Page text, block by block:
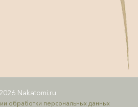
Nakatomi.ru
обработки персональных данных